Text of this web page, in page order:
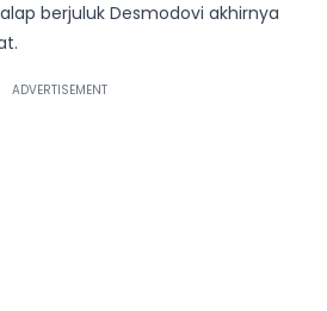
berjuluk Desmodovi akhirnya